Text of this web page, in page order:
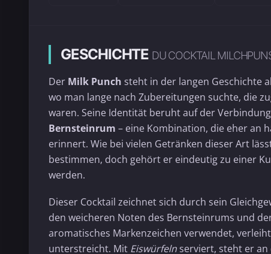
GESCHICHTE DU COCKTAIL
Der Milk Punch steht in der langen Geschichte
wo man lange nach Zubereitungen suchte, die
waren. Seine Identität beruht auf der
Bernsteinrum – eine Kombination, die eher an
erinnert. Wie bei vielen Getränken dieser Art
bestimmen, doch gehört er eindeutig zu einer
werden.
Dieser Cocktail zeichnet sich durch sein
den weicheren Noten des Bernsteinrums und
aromatisches Markenzeichen verwendet,
unterstreicht. Mit Eiswürfeln serviert, steht er